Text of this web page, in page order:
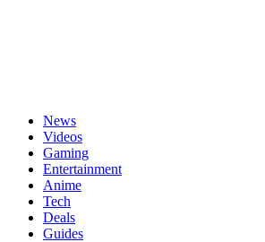
News
Videos
Gaming
Entertainment
Anime
Tech
Deals
Guides